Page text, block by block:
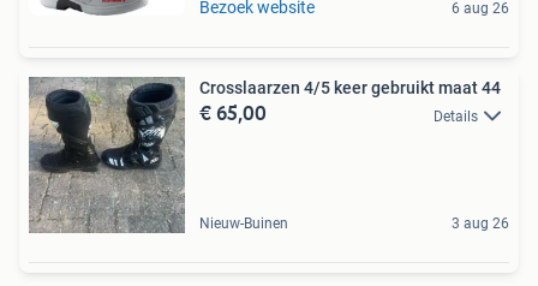
Bezoek website 6 aug 26
Crosslaarzen 4/5 keer gebruikt maat 44
€ 65,00 Details
Nieuw-Buinen 3 aug 26